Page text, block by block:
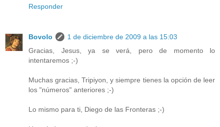
Responder
Bovolo
1 de diciembre de 2009 a las 15:03
Gracias, Jesus, ya se verá, pero de momento lo
intentaremos ;-)
Muchas gracias, Tripiyon, y siempre tienes la opción de leer
los "números" anteriores ;-)
Lo mismo para ti, Diego de las Fronteras ;-)